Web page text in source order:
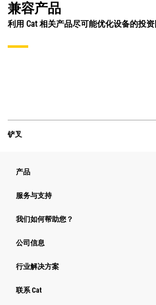
兼容产品
利用 Cat 相关产品尽可能优化设备的投
铲叉
产品
服务与支持
我们如何帮助您？
公司信息
行业解决方案
行业
联系 Cat